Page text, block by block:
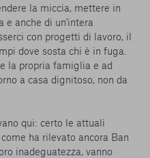
la miccia, mettere in
e anche di un'intera
con progetti di lavoro, il
dove sosta chi è in fuga.
la propria famiglia e ad
a casa dignitoso, non da
qui: certo le attuali
ha rilevato ancora Ban
inadeguatezza, vanno